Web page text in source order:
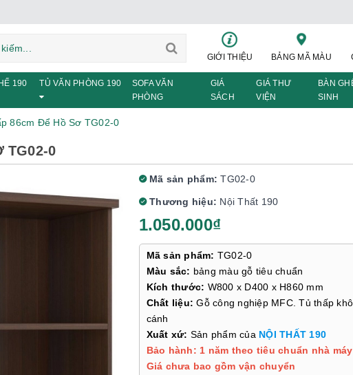
GIỚI THIỆU BẢNG MÃ MÀU
190 TỦ VĂN PHÒNG 190
SOFA VĂN
PHÒNG
GIÁ
SÁCH
GIÁ THƯ
VIỆN
BÀN
SINH
86cm Để Hồ Sơ TG02-0
TG02-0
Mã sản phẩm: TG02-0
Thương hiệu: Nội Thất 190
1.050.000₫
Mã sản phẩm: TG02-0
Màu sắc: bảng màu gỗ tiêu chuẩn
Kích thước: W800 x D400 x H860 mm
Chất liệu: Gỗ công nghiệp MFC. Tủ thấp
cánh
Xuất xứ: Sản phẩm của NỘI THẤT 190
Bảo hành: 1 năm theo tiêu chuẩn nhà máy
Giá chưa bao gồm vận chuyển